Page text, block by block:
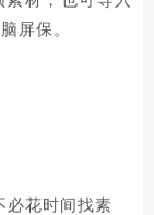
屏保。
必花时间找素